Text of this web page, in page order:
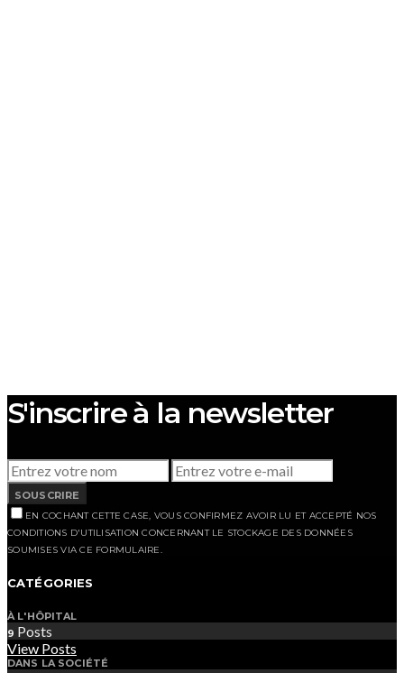
S'inscrire à la newsletter
SOUSCRIRE
EN COCHANT CETTE CASE, VOUS CONFIRMEZ AVOIR LU ET ACCEPTÉ NOS
CONDITIONS D'UTILISATION CONCERNANT LE STOCKAGE DES DONNÉES
SOUMISES VIA CE FORMULAIRE.
CATÉGORIES
À L'HÔPITAL
9 Posts
View Posts
DANS LA SOCIÉTÉ